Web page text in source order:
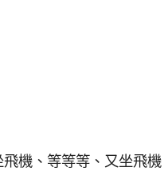
機、等等等、又坐飛機